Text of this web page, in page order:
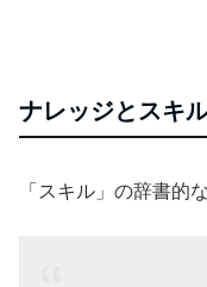
ナレッジとスキ
「スキル」の辞書的